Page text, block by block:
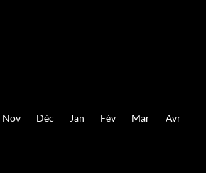
Nov Déc Jan Fév Mar Avr